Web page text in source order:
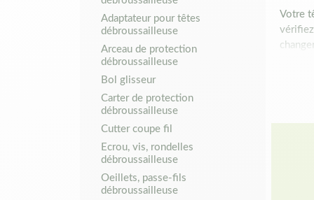
Adaptateur pour têtes
débroussailleuse
Arceau de protection
débroussailleuse
Bol glisseur
Carter de protection
débroussailleuse
Cutter coupe fil
Ecrou, vis, rondelles
débroussailleuse
Oeillets, passe-fils
débroussailleuse
Votre